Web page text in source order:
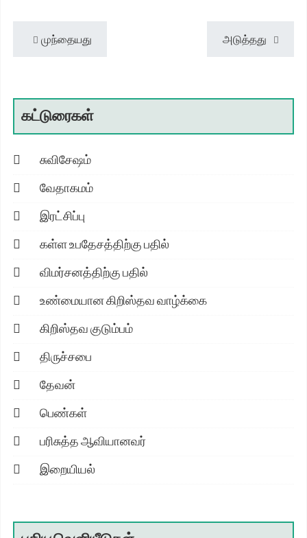
முந்தையது அடுத்தது
கட்டுரைகள்
சுவிசேஷம்
வேதாகமம்
இரட்சிப்பு
கள்ள உபதேசத்திற்கு பதில்
விமர்சனத்திற்கு பதில்
உண்மையான கிறிஸ்தவ வாழ்க்கை
கிறிஸ்தவ குடும்பம்
திருச்சபை
தேவன்
பெண்கள்
பரிசுத்த ஆவியானவர்
இறையியல்